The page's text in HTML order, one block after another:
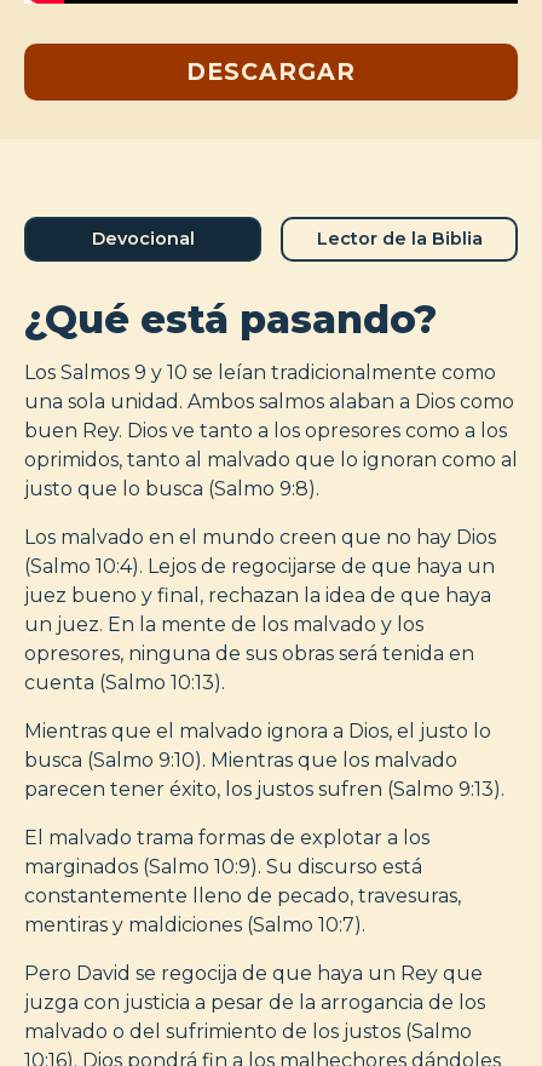
DESCARGAR
Devocional Lector de la Biblia
¿Qué está pasando?
Los Salmos 9 y 10 se leían tradicionalmente como
una sola unidad. Ambos salmos alaban a Dios como
buen Rey. Dios ve tanto a los opresores como a los
oprimidos, tanto al malvado que lo ignoran como al
justo que lo busca (Salmo 9:8).
Los malvado en el mundo creen que no hay Dios
(Salmo 10:4). Lejos de regocijarse de que haya un
juez bueno y final, rechazan la idea de que haya
un juez. En la mente de los malvado y los
opresores, ninguna de sus obras será tenida en
cuenta (Salmo 10:13).
Mientras que el malvado ignora a Dios, el justo lo
busca (Salmo 9:10). Mientras que los malvado
parecen tener éxito, los justos sufren (Salmo 9:13).
El malvado trama formas de explotar a los
marginados (Salmo 10:9). Su discurso está
constantemente lleno de pecado, travesuras,
mentiras y maldiciones (Salmo 10:7).
Pero David se regocija de que haya un Rey que
juzga con justicia a pesar de la arrogancia de los
malvado o del sufrimiento de los justos (Salmo
10:16). Dios pondrá fin a los malhechores dándoles